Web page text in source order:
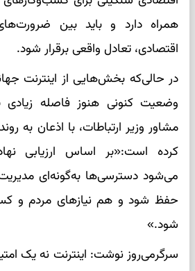
همراه دارد و باید بین
اقتصادی، تعادل واقعی برقرار شود.
در حالی‌که بخش‌هایی از اینترنت
وضعیت کنونی هنوز فاصله زیادی
مشاور وزیر ارتباطات، با اذعان به
کرده است:«بر اساس ارزیابی
می‌شود دسترسی‌ها به‌گونه‌ای
حفظ شود و هم نیازهای مردم و
شود.»
سرگرمی‌روز نوشت: اینترنت نه یک